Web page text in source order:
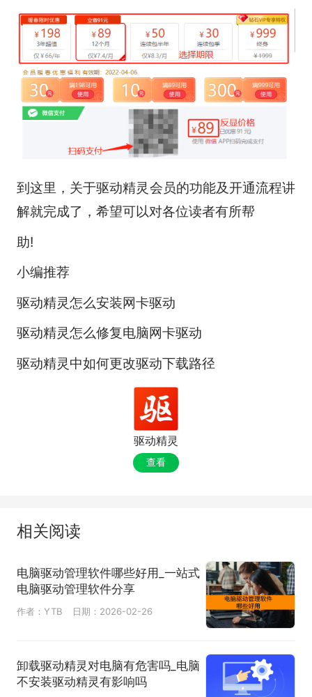
到这里，关于驱动精灵会员的功能及开通流程讲
解就完成了，希望可以对各位读者有所帮
助!
小编推荐
驱动精灵怎么安装网卡驱动
驱动精灵怎么修复电脑网卡驱动
驱动精灵中如何更改驱动下载路径
驱动精灵
查看
相关阅读
电脑驱动管理软件哪些好用_一站式
电脑驱动管理软件分享
作者：YTB 日期：2026-02-26
卸载驱动精灵对电脑有危害吗_电脑
不安装驱动精灵有影响吗